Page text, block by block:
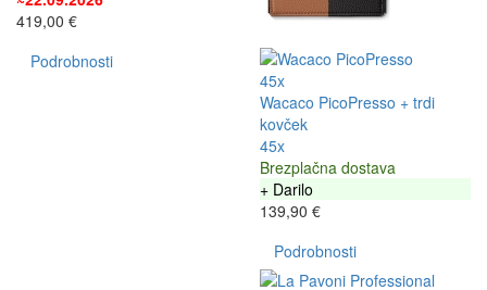
419,00 €
Podrobnosti
45x
Wacaco PicoPresso + trdi
kovček
45x
Brezplačna dostava
+ Darilo
139,90 €
Podrobnosti